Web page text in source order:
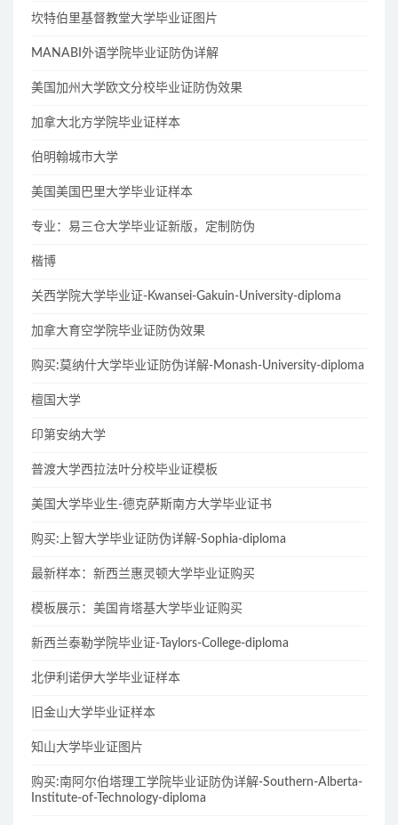
坎特伯里基督教堂大学毕业证图片
MANABI外语学院毕业证防伪详解
美国加州大学欧文分校毕业证防伪效果
加拿大北方学院毕业证样本
伯明翰城市大学
美国美国巴里大学毕业证样本
专业：易三仓大学毕业证新版，定制防伪
楷博
关西学院大学毕业证-Kwansei-Gakuin-University-diploma
加拿大育空学院毕业证防伪效果
购买:莫纳什大学毕业证防伪详解-Monash-University-diploma
檀国大学
印第安纳大学
普渡大学西拉法叶分校毕业证模板
美国大学毕业生-德克萨斯南方大学毕业证书
购买:上智大学毕业证防伪详解-Sophia-diploma
最新样本：新西兰惠灵顿大学毕业证购买
模板展示：美国肯塔基大学毕业证购买
新西兰泰勒学院毕业证-Taylors-College-diploma
北伊利诺伊大学毕业证样本
旧金山大学毕业证样本
知山大学毕业证图片
购买:南阿尔伯塔理工学院毕业证防伪详解-Southern-Alberta-
Institute-of-Technology-diploma